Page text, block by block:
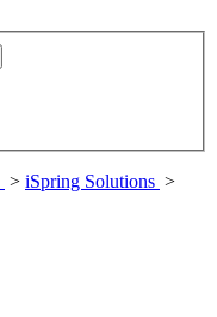
> iSpring Solutions >